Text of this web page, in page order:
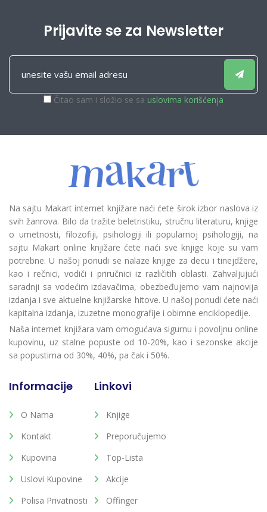
Prijavite se za Newsletter
Čitao sam i složio se sa uslovima korišćenja
Na sajtu Makart internet knjižare naći ćete širok izbor naslova iz
svih žanrova. Bilo da tražite beletristiku, stručnu literaturu, knjige
o umetnosti, filozofiji, psihologiji ili popularnoj psihologiji, na
sajtu Makart online knjižare ćete naći sve knjige koje su vam
potrebne. U našoj ponudi se nalaze knjige za decu i tinejdžere,
kao i rečnici, vodiči i priručnici iz različitih oblasti. Zahvaljujući
saradnji sa vodećim izdavačima, obezbeđujemo vam najnovija
izdanja i sve aktuelne knjižarske hitove. U našoj ponudi ćete naći
kapitalna izdanja, izuzetne monografije i obimne enciklopedije.
Naša internet knjižara vam omogućava sigurnu i povoljnu online
kupovinu, uz stalne popuste od 10-20%, kao i sezonske akcije
sa popustima od 30%, 40%, pa čak i 50%.
Informacije
O Nama
Kontakt
Kupovina
Uslovi Kupovine
Polisa Privatnosti
Linkovi
Knjige
Preporučujemo
Top-Lista
Akcije
Offinger